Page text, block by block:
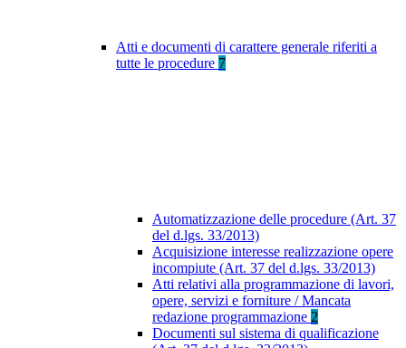
Atti e documenti di carattere generale riferiti a
tutte le procedure 7
Automatizzazione delle procedure (Art. 37
del d.lgs. 33/2013)
Acquisizione interesse realizzazione opere
incompiute (Art. 37 del d.lgs. 33/2013)
Atti relativi alla programmazione di lavori,
opere, servizi e forniture / Mancata
redazione programmazione 2
Documenti sul sistema di qualificazione